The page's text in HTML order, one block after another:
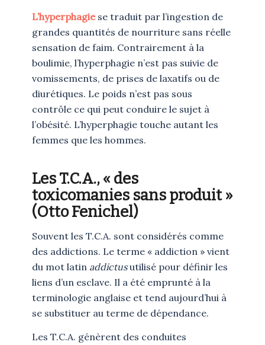
L’hyperphagiese traduit par l’ingestion de
grandes quantités de nourriture sans réelle
sensation de faim. Contrairement à la
boulimie, l’hyperphagie n’est pas suivie de
vomissements, de prises de laxatifs ou de
diurétiques. Le poids n’est pas sous
contrôle ce qui peut conduire le sujet à
l’obésité. L’hyperphagie touche autant les
femmes que les hommes.
Les T.C.A., « des
toxicomanies sans produit »
(Otto Fenichel)
Souvent les T.C.A. sont considérés comme
des addictions. Le terme « addiction » vient
du mot latin addictusutilisé pour définir les
liens d’un esclave. Il a été emprunté à la
terminologie anglaise et tend aujourd’hui à
se substituer au terme de dépendance.
Les T.C.A. génèrent des conduites